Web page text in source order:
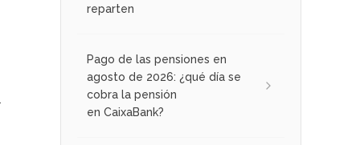
reparten
Pago de las pensiones en
agosto de 2026: ¿qué día se
cobra la pensión
en CaixaBank?